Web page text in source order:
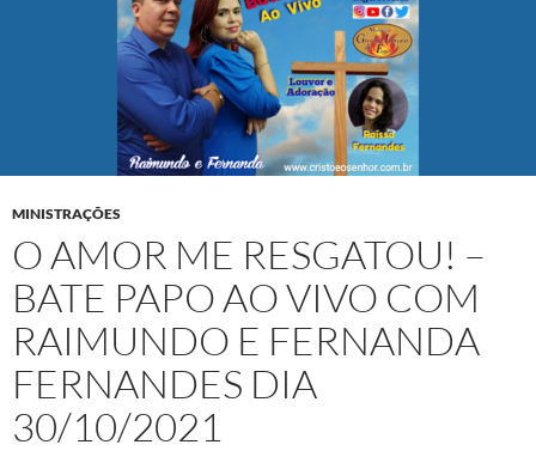
MINISTRAÇÕES
O AMOR ME RESGATOU! –
BATE PAPO AO VIVO COM
RAIMUNDO E FERNANDA
FERNANDES DIA
30/10/2021